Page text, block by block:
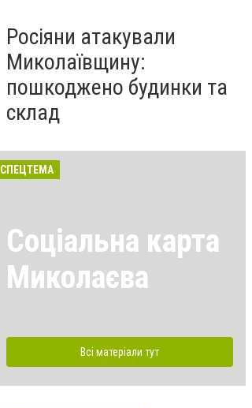
Росіяни атакували
Миколаївщину:
пошкоджено будинки та
склад
СПЕЦТЕМА
Соціальна карта
Миколаєва
Всі матеріали тут